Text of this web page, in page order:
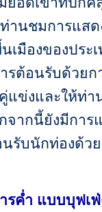
ชมการแสด
เมืองของประ
ต้อนรับด้วยก
แข่งและให้ท่า
ากนี้ยังมีการ
นรับนักท่องด้วย
ำ แบบบุฟเ